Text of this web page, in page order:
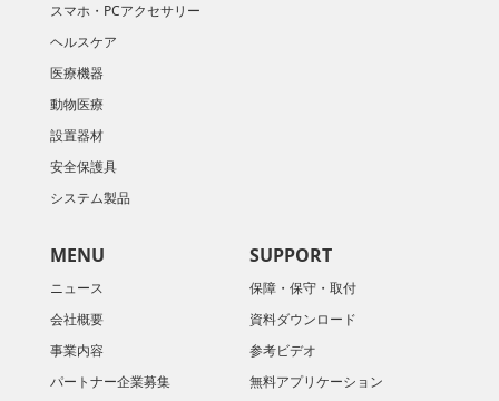
スマホ・PCアクセサリー
ヘルスケア
医療機器
動物医療
設置器材
安全保護具
システム製品
MENU
ニュース
会社概要
​事業内容
パートナー企業募集
SUPPORT
保障・保守・取付
資料ダウンロード
参考ビデオ
無料アプリケーション